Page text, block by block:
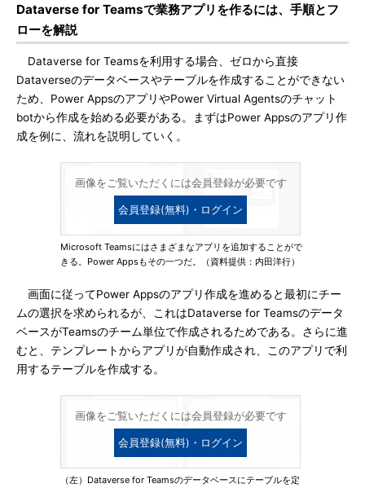
Dataverse for Teamsで業務アプリを作るには、手順とフ
ローを解説
Dataverse for Teamsを利用する場合、ゼロから直接
Dataverseのデータベースやテーブルを作成することができない
ため、Power AppsのアプリやPower Virtual Agentsのチャット
botから作成を始める必要がある。まずはPower Appsのアプリ作
成を例に、流れを説明していく。
画像をご覧いただくには会員登録が必要です
会員登録(無料)・ログイン
Microsoft Teamsにはさまざまなアプリを追加することがで
きる。Power Appsもその一つだ。（資料提供：内田洋行）
画面に従ってPower Appsのアプリ作成を進めると最初にチー
ムの選択を求められるが、これはDataverse for Teamsのデータ
ベースがTeamsのチーム単位で作成されるためである。さらに進
むと、テンプレートからアプリが自動作成され、このアプリで利
用するテーブルを作成する。
画像をご覧いただくには会員登録が必要です
会員登録(無料)・ログイン
（左）Dataverse for Teamsのデータベースにテーブルを定